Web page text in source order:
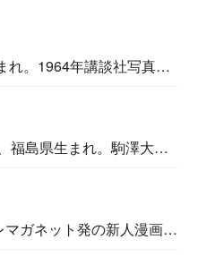
れ。1964年講談社写真部
福島県生まれ。駒澤大学
ガネット発の新人漫画